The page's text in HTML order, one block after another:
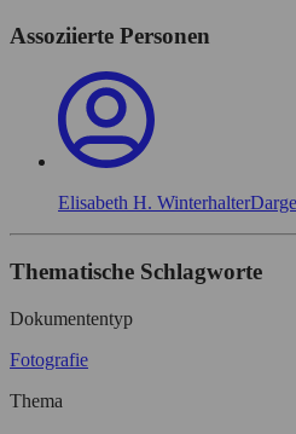
Assoziierte Personen
Elisabeth H. Winterhalter
Thematische Schlagworte
Dokumententyp
Fotografie
Thema